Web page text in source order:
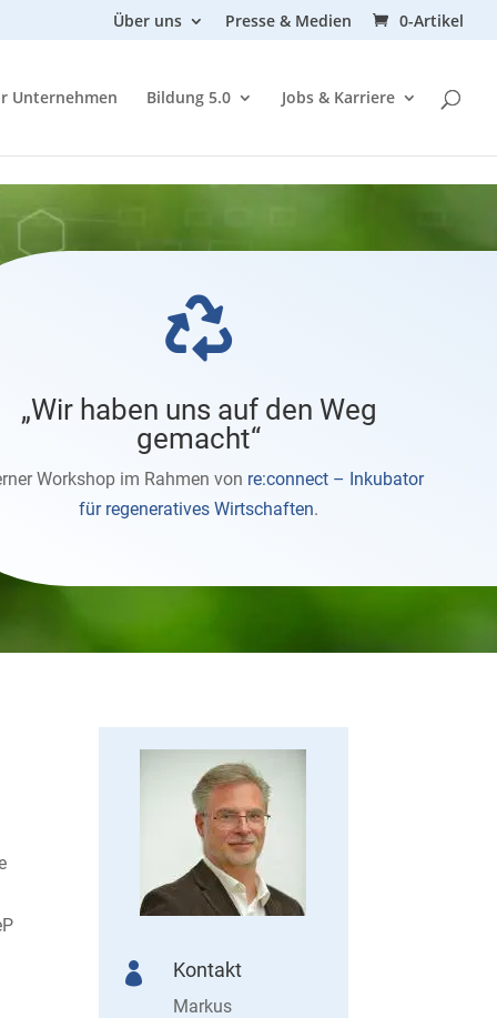
Über uns Presse & Medien 0-Artikel
Unternehmen Bildung 5.0 Jobs & Karriere

„Wir haben uns auf den Weg
gemacht“
Workshop im Rahmen von re:connect – Inkubator
für regeneratives Wirtschaften.
 Kontakt
Markus